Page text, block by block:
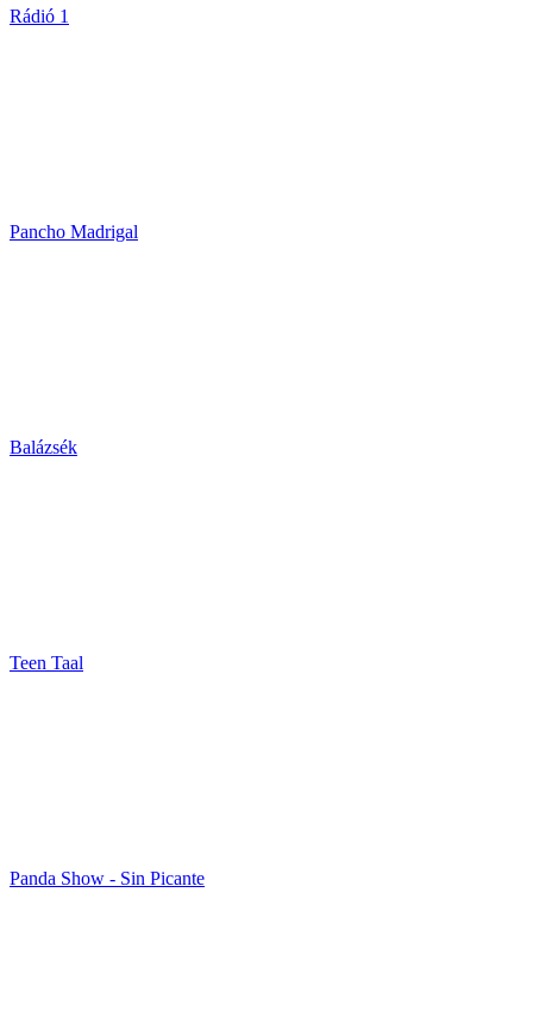
Rádió 1
Pancho Madrigal
Balázsék
Teen Taal
Panda Show - Sin Picante